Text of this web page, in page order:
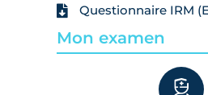
Questionnaire IRM
Mon examen